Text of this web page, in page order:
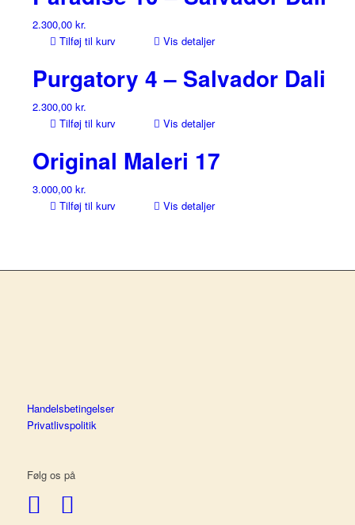
2.300,00 kr.
Tilføj til kurv
Vis detaljer
Purgatory 4 – Salvador Dali
2.300,00 kr.
Tilføj til kurv
Vis detaljer
Original Maleri 17
3.000,00 kr.
Tilføj til kurv
Vis detaljer
Handelsbetingelser
Privatlivspolitik
Følg os på